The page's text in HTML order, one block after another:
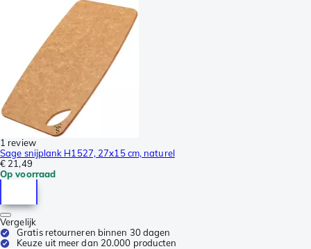
1 review
Sage snijplank H1527, 27x15 cm, naturel
€ 21,49
Op voorraad
Vergelijk
Gratis retourneren binnen 30 dagen
Keuze uit meer dan 20.000 producten